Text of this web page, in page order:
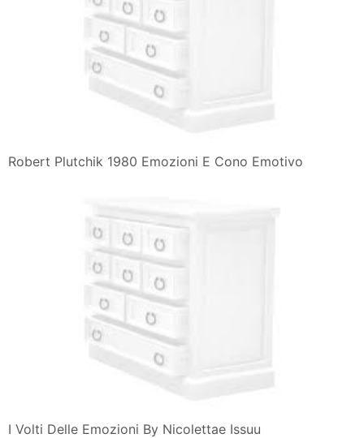
Robert Plutchik 1980 Emozioni E Cono Emotivo
I Volti Delle Emozioni By Nicolettae Issuu